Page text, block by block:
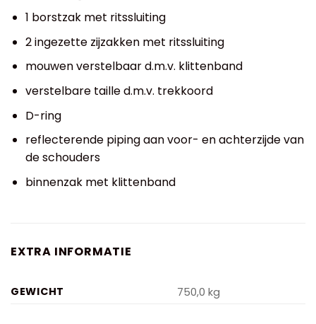
1 borstzak met ritssluiting
2 ingezette zijzakken met ritssluiting
mouwen verstelbaar d.m.v. klittenband
verstelbare taille d.m.v. trekkoord
D-ring
reflecterende piping aan voor- en achterzijde van
de schouders
binnenzak met klittenband
EXTRA INFORMATIE
GEWICHT 750,0 kg